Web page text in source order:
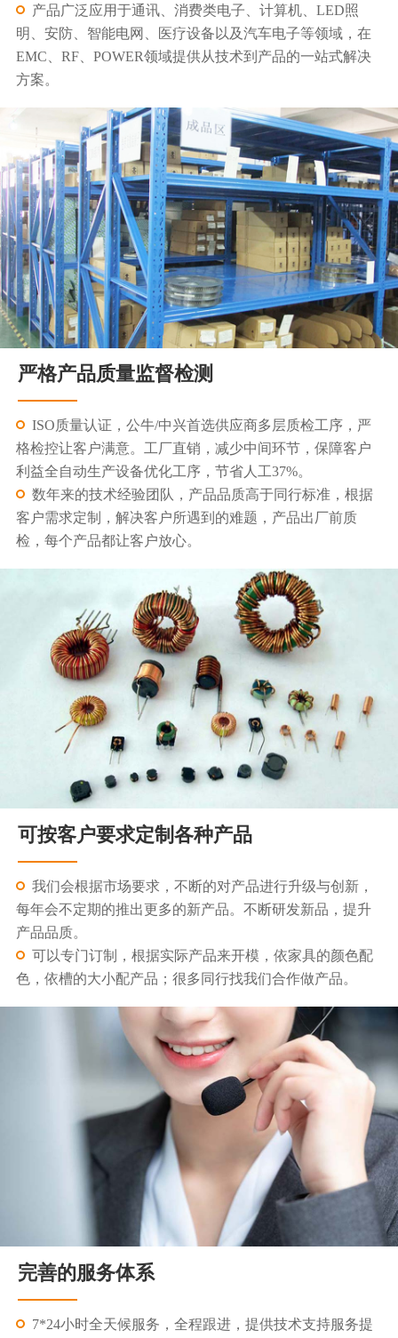
产品广泛应用于通讯、消费类电子、计算机、LED照
明、安防、智能电网、医疗设备以及汽车电子等领域，在
EMC、RF、POWER领域提供从技术到产品的一站式解决
方案。
严格产品质量监督检测
ISO质量认证，公牛/中兴首选供应商多层质检工序，严
格检控让客户满意。工厂直销，减少中间环节，保障客户
利益全自动生产设备优化工序，节省人工37%。
数年来的技术经验团队，产品品质高于同行标准，根据
客户需求定制，解决客户所遇到的难题，产品出厂前质
检，每个产品都让客户放心。
可按客户要求定制各种产品
我们会根据市场要求，不断的对产品进行升级与创新，
每年会不定期的推出更多的新产品。不断研发新品，提升
产品品质。
可以专门订制，根据实际产品来开模，依家具的颜色配
色，依槽的大小配产品；很多同行找我们合作做产品。
完善的服务体系
7*24小时全天候服务，全程跟进，提供技术支持服务提